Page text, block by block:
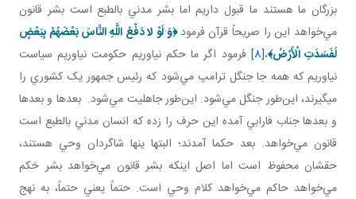
بزرگان ما هستند ما قبول داريم اما بشر مدني بالطبع است بشر قانون
مي‌خواهد اين را صريحاً قرآن فرمود ﴿وَ لَوْ لا دَفْعُ اللَّهِ النَّاسَ بَعْضَهُمْ بِبَعْضٍ
لَفَسَدَتِ الْأَرْضُ﴾،[8]
فرمود اگر ما حکم نياوريم حکومت نياوريم سياست
نياوريم که همه جا جنگل ترامپ مي‌شود که رئيس جمهور يک کشوري را
می­گيرند، اين‌طور جنگل مي‌شود. اين‌طور جاهليت مي‌شود. بعدها و بعدها
و بعدها جناب فارابي آمده اين حرف را زده که انسان مدني بالطبع است
قانون مي‌خواهد. بعد حکما آمدند؛ البتها ينها شاگردان وحي هستند،
حقشان محفوظ است اما اصل اينکه بشر قانون مي‌خواهد بشر حَکم
مي‌خواهد حاکم مي‌خواهد کلام وحي است. حتماً يعني حتماً، به نهج